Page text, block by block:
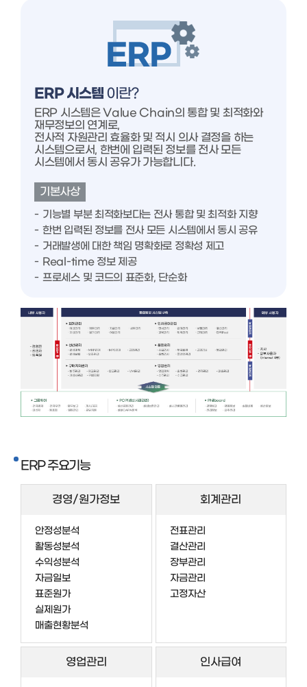
ERP 시스템 이란?
ERP 시스템은 Value Chain의 통합 및 최적화와
재무정보의 연계로,
전사적 자원관리 효율화 및 적시 의사 결정을 하는
시스템으로서, 한번에 입력된 정보를 전사 모든
시스템에서 동시 공유가 가능합니다.
기본사상
기능별 부분 최적화보다는 전사 통합 및 최적화 지향
한번 입력된 정보를 전사 모든 시스템에서 동시 공유
거래발생에 대한 책임 명확화로 정확성 제고
Real-time 정보 제공
프로세스 및 코드의 표준화, 단순화
ERP 주요기능
경영/원가정보
안정성분석
활동성분석
수익성분석
자금일보
표준원가
실제원가
매출현황분석
회계관리
전표관리
결산관리
장부관리
자금관리
고정자산
영업관리 인사급여